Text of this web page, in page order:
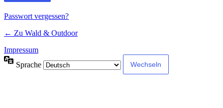
Passwort vergessen?
← Zu Wald & Outdoor
Impressum
Sprache